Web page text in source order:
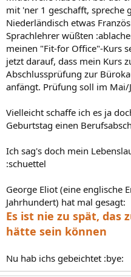
mit 'ner 1 geschafft, spreche
Niederländisch etwas
Sprachlehrer wüßten
meinen "Fit-for Office"-Kurs
jetzt darauf, dass mein Kurs
Abschlussprüfung zur
anfängt. Prüfung soll im Mai/
Vielleicht schaffe ich es ja
Geburtstag einen
Ich sag's doch mein
:schuettel
George Eliot (eine englische
Jahrhundert) hat mal gesagt:
Es ist nie zu spät, das
hätte sein können
Nu hab ichs gebeichtet :bye: